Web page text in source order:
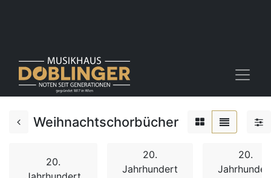
Weihnachtschorbücher
20.
20.
Jahrhundert
20.